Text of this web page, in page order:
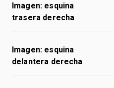
Imagen: esquina
trasera derecha
Imagen: esquina
delantera derecha